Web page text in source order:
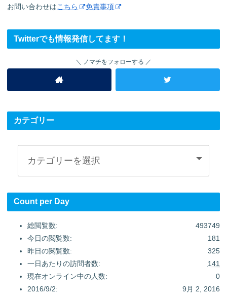
お問い合わせはこちら 免責事項
Twitterでも情報発信してます！
ノマチをフォローする
カテゴリー
Count per Day
493749
総閲覧数:
181
今日の閲覧数:
325
昨日の閲覧数:
141
一日あたりの訪問者数:
0
現在オンライン中の人数:
9月 2, 2016
2016/9/2: